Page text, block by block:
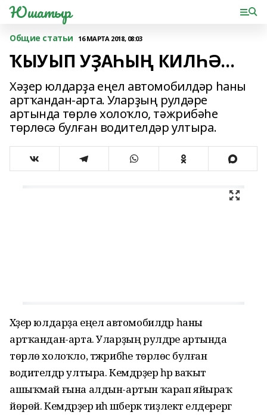
Юшатыр
Общие статьи 16 МАРТА 2018, 08:03
ҠЫУЫП УҘАҺЫҢ КИЛҺӘ…
Хәҙер юлдарҙа еңел автомобилдәр һаны
артҡандан-арта. Уларҙың рулдәре
артында төрлө холоҡло, тәжрибәһе
төрлөсә булған водителдәр ултыра.
Хәҙер юлдарҙа еңел автомобилдәр һаны
артҡандан-арта. Уларҙың рулдәре артында
төрлө холоҡло, тәжрибәһе төрлөсә булған
водителдәр ултыра. Кемдәрҙер һәр ваҡыт
ашыҡмай ғына алдын-артын ҡарап яйыраҡ
йөрөй. Кемдәрҙер иһә шәберәк тиҙлектә елдерергә